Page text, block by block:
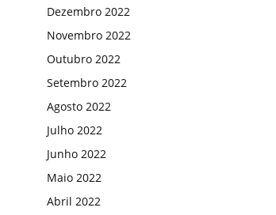
Dezembro 2022
Novembro 2022
Outubro 2022
Setembro 2022
Agosto 2022
Julho 2022
Junho 2022
Maio 2022
Abril 2022